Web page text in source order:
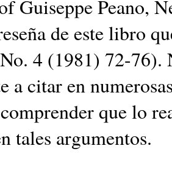
Guiseppe Peano,
de este libro
4 (1981) 72-76).
a citar en
que lo
tales argumentos.